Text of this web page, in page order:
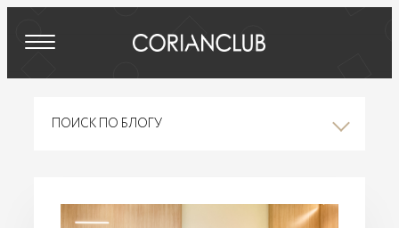
ПОИСК ПО БЛОГУ